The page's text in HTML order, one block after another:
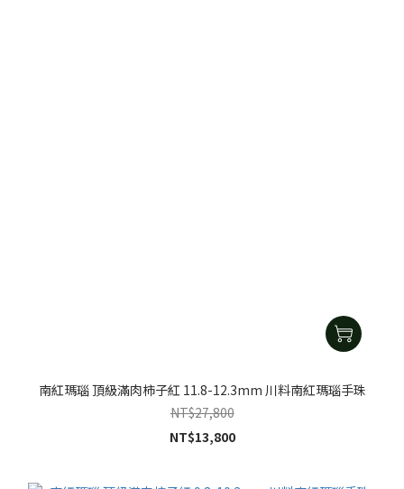
南紅瑪瑙 頂級滿肉柿子紅 11.8-12.3mm 川料南紅瑪瑙手珠
NT$27,800
NT$13,800